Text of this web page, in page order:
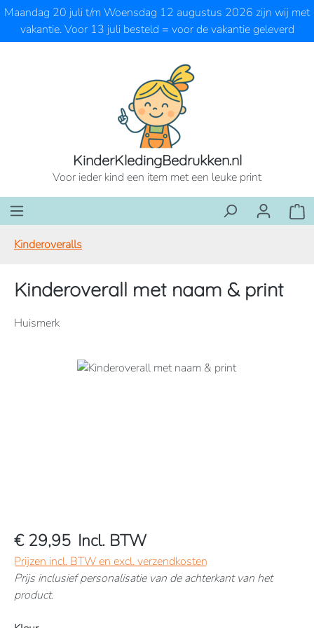
Ga naar de hoofdinhoud
Maandag 20 juli t/m Woensdag 12 augustus 2026 zijn wij met
vakantie. Voor 13 juli besteld = voor de vakantie geleverd
KinderKledingBedrukken.nl
Voor ieder kind een item met een leuke print
Kinderoveralls
Kinderoverall met naam & print
Huismerk
Afbeeldingengalerij overslaan
€ 29,95 Incl. BTW
Prijzen incl. BTW en excl. verzendkosten
Prijs inclusief personalisatie van de achterkant van het
product.